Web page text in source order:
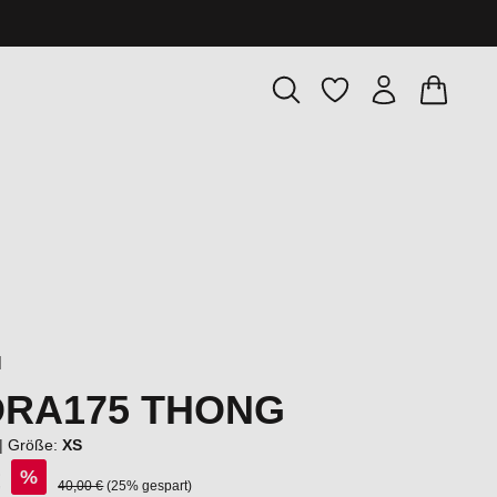
Du hast 0
THONG
| Größe:XS
% Regulärer Preis:
40,00 € (25% gespart)